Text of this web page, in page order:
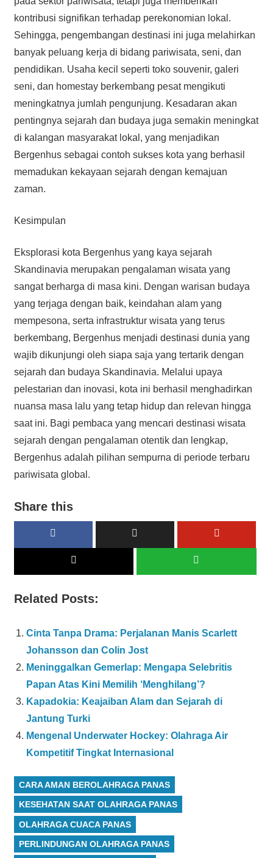
kontribusi signifikan terhadap perekonomian lokal.
Sehingga, pengembangan destinasi ini juga melahirkan
banyak peluang kerja di bidang pariwisata, seni, dan
pendidikan. Usaha kecil seperti toko souvenir, galeri
seni, dan homestay berkembang pesat mengikuti
meningkatnya jumlah pengunjung. Kesadaran akan
pentingnya sejarah dan budaya juga semakin meningkat
di kalangan masyarakat lokal, yang menjadikan
Bergenhus sebagai contoh sukses kota yang berhasil
memadukan kekayaan sejarah dengan kemajuan
zaman.
Kesimpulan
Eksplorasi kota Bergenhus yang kaya sejarah
Skandinavia merupakan pengalaman wisata yang
sangat berharga di masa kini. Dengan warisan budaya
yang terjaga dengan baik, keindahan alam yang
mempesona, serta infrastruktur wisata yang terus
berkembang, Bergenhus menjadi destinasi dunia yang
wajib dikunjungi oleh siapa saja yang tertarik dengan
sejarah dan budaya Skandinavia. Melalui upaya
pelestarian dan inovasi, kota ini berhasil menghadirkan
nuansa masa lalu yang tetap hidup dan relevan hingga
saat ini. Bagi pembaca yang mencari destinasi wisata
sejarah dengan pengalaman otentik dan lengkap,
Bergenhus adalah pilihan sempurna di periode terbaru
pariwisata global.
Share this
Related Posts:
Cinta Tanpa Drama: Perjalanan Manis Scarlett
Johansson dan Colin Jost
Meninggalkan Gemerlap: Mengapa Selebritis
Papan Atas Kini Memilih ‘Menghilang’?
Kapadokia: Keajaiban Alam dan Sejarah di
Jantung Turki
Mengenal Underwater Hockey: Olahraga Air
Kompetitif Tingkat Internasional
CARA AMAN BEROLAHRAGA PANAS
KESEHATAN SAAT OLAHRAGA PANAS
OLAHRAGA CUACA PANAS
PERLINDUNGAN OLAHRAGA PANAS